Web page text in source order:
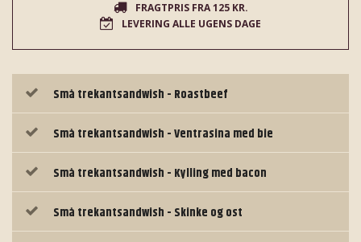
FRAGTPRIS FRA 125 KR.
LEVERING ALLE UGENS DAGE
Små trekantsandwish - Roastbeef
Små trekantsandwish - Ventrasina med bie
Små trekantsandwish - Kylling med bacon
Små trekantsandwish - Skinke og ost